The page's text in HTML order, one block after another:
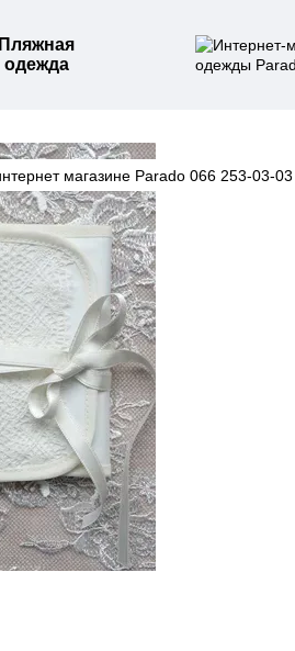
Пляжная
одежда